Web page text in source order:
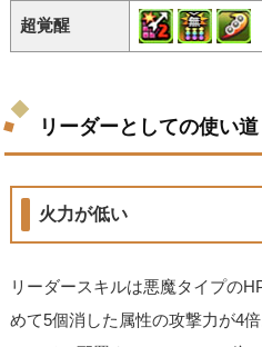
超覚醒
リーダーとしての使い道
火力が低い
リーダースキルは悪魔タイプの
めて5個消した属性の攻撃力が4